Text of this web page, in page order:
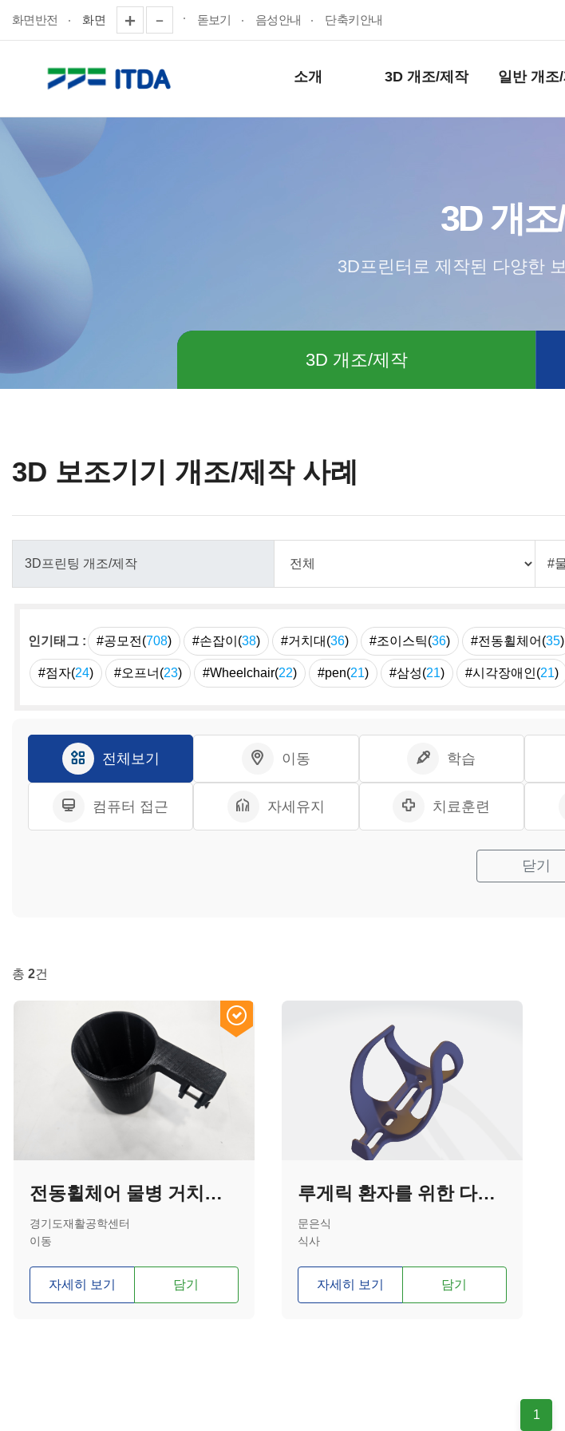
화면반전 화면 돋보기 음성안내 단축키안내
소개 3D 개조/제작 일반 개조
3D 개
3D프린터로 제작된 다양한
3D 개조/제작
3D 보조기기 개조/제작 사례
인기태그 : #공모전(708) #손잡이(38) #거치대(36) #조이스틱(36) #전동휠체어(35)
#점자(24) #오프너(23) #Wheelchair(22) #pen(21) #삼성(21) #시각장애인(21)
전체보기 이동 학습
컴퓨터 접근 자세유지 치료훈련
닫기
총 2건
전동휠체어 물병 거치대(사각 브라켓)
경기도재활공학센터
이동
자세히 보기 담기
루게릭 환자를 위한 다관절 물병거치대 공모전 참가신청서
문은식
식사
자세히 보기 담기
1